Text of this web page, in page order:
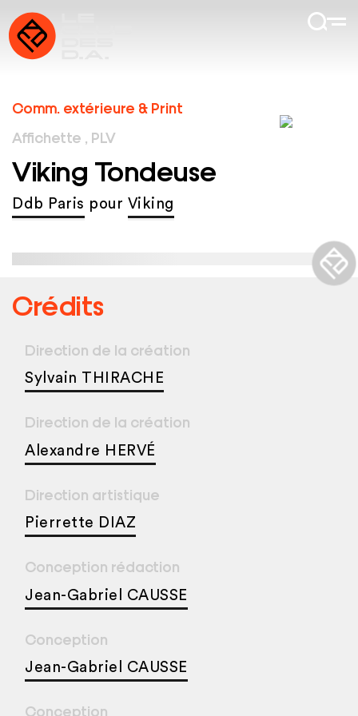
Comm. extérieure & Print
Affichette , PLV
Viking Tondeuse
Ddb Paris pour Viking
Crédits
Direction de la création
Sylvain THIRACHE
Direction de la création
Alexandre HERVÉ
Direction artistique
Pierrette DIAZ
Conception rédaction
Jean-Gabriel CAUSSE
Conception
Jean-Gabriel CAUSSE
Conception